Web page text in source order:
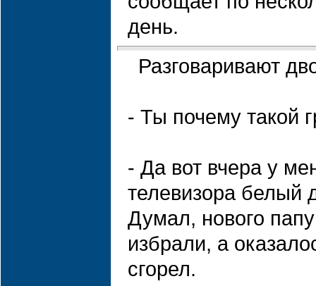
день.
Разговаривают
- Ты почему такой
- Да вот вчера у
телевизора
Думал, нового
избрали, а
сгорел.